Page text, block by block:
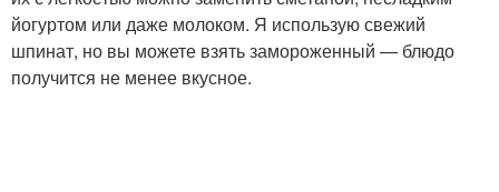
йогуртом или даже молоком. Я использую свежий
шпинат, но вы можете взять замороженный — блюдо
получится не менее вкусное.